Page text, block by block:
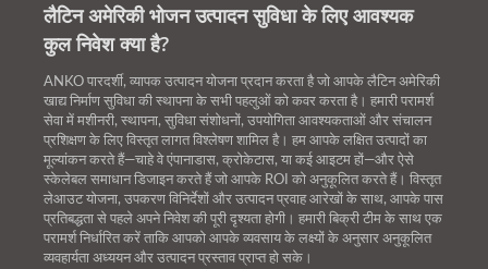
लैटिन अमेरिकी भोजन उत्पादन सुविधा के लिए आवश्यक
कुल निवेश क्या है?
ANKO पारदर्शी, व्यापक उत्पादन योजना प्रदान करता है जो आपके लैटिन अमेरिकी
खाद्य निर्माण सुविधा की स्थापना के सभी पहलुओं को कवर करता है। हमारी परामर्श
सेवा में मशीनरी, स्थापना, सुविधा संशोधनों, उपयोगिता आवश्यकताओं और संचालन
प्रशिक्षण के लिए विस्तृत लागत विश्लेषण शामिल है। हम आपके लक्षित उत्पादों का
मूल्यांकन करते हैं—चाहे वे एंपानाडास, क्रोकेटास, या कई आइटम हों—और ऐसे
स्केलेबल समाधान डिजाइन करते हैं जो आपके ROI को अनुकूलित करते हैं। विस्तृत
लेआउट योजना, उपकरण विनिर्देशों और उत्पादन प्रवाह आरेखों के साथ, आपके पास
प्रतिबद्धता से पहले अपने निवेश की पूरी दृश्यता होगी। हमारी बिक्री टीम के साथ एक
परामर्श निर्धारित करें ताकि आपको आपके व्यवसाय के लक्ष्यों के अनुसार अनुकूलित
व्यवहार्यता अध्ययन और उत्पादन प्रस्ताव प्राप्त हो सके।